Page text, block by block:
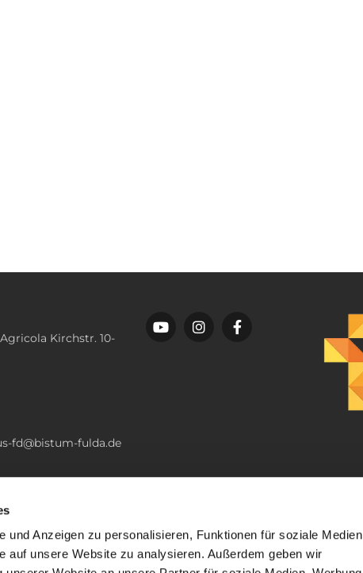
und Anzeigen zu personalisieren, Funktionen für soziale Medien
auf unsere Website zu analysieren. Außerdem geben wir
Kirchstr. 10-
fd@bistum-fulda.de